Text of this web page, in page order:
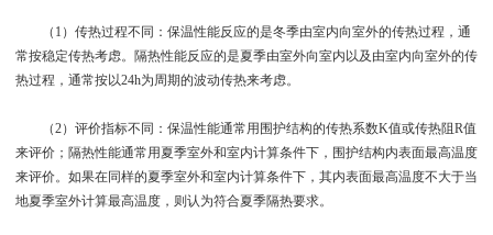
（1）传热过程不同：保温性能反应的是冬季由室内向室外的传热过程，通
常按稳定传热考虑。隔热性能反应的是夏季由室外向室内以及由室内向室外的传
热过程，通常按以24h为周期的波动传热来考虑。
（2）评价指标不同：保温性能通常用围护结构的传热系数K值或传热阻R值
来评价；隔热性能通常用夏季室外和室内计算条件下，围护结构内表面最高温度
来评价。如果在同样的夏季室外和室内计算条件下，其内表面最高温度不大于当
地夏季室外计算最高温度，则认为符合夏季隔热要求。